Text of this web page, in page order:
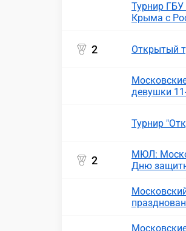
Турнир
Крыма с
2 Открытый
девушки
Турнир
2
МЮЛ:
Дню